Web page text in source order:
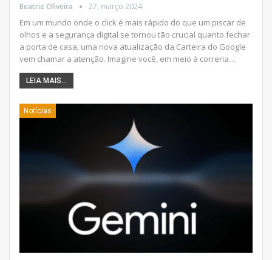
Beatriz Oliveira 27, março 2024
Em um mundo onde o click é mais rápido do que um piscar de
olhos e a segurança digital se tornou tão crucial quanto fechar
a porta de casa, uma nova atualização da Carteira do Google
vem chamar a atenção. Imagine você, em meio à correria…
LEIA MAIS...
Notícias